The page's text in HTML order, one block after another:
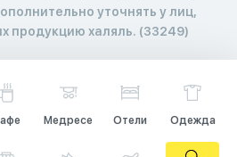
уточнять у лиц,
продукцию халяль. (33249)
Медресе Отели Одежда